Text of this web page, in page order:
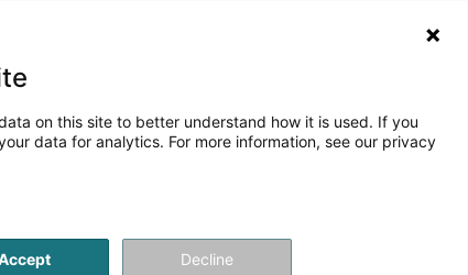
on this site to better understand how it is used. If you
data for analytics. For more information, see our privacy
Decline